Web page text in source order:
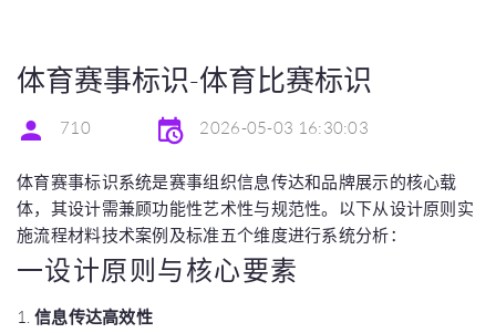
体育赛事标识-体育比赛标识
710 2026-05-03 16:30:03
体育赛事标识系统是赛事组织信息传达和品牌展示的核心载
体，其设计需兼顾功能性艺术性与规范性。以下从设计原则实
施流程材料技术案例及标准五个维度进行系统分析：
一设计原则与核心要素
1. 信息传达高效性